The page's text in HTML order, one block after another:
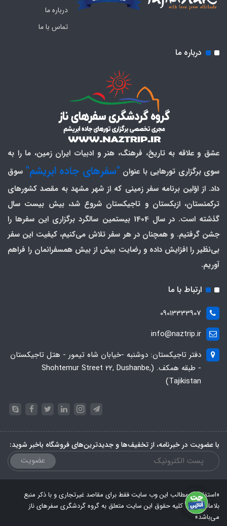
درباره ما
تماس با ما
درباره ما
عشق و علاقه به تاریخ، فرهنگ، هنر و ادبیات ایران زمین، ما را به
سوی برگزاری تورهایی با عنوان "سفرهای جاده ابریشم" سوق
داد. از اوّلین برنامه سفر زمینی که از شهر مشهد به مقصد کشورهای
ترکمنستان، ازبکستان و تاجیکستان شروع شد، بیش بیست سال
گذشته است. در سال 1404 بیستمین سالگرد برگزاری این سفرها را
جشن گرفتیم. و همچنان در هر سفر تلاش می‌کنیم، کیفیت این سفر
بی‌نظیر را افزایش داده و رضایت بیش از بیش همسفرانمان را فراهم
آوریم.
ارتباط با ما
09013333907
info@naztrip.ir
دفتر تاجیکستان: دوشنبه -خیابان شاه تیمور - هتل تاجیکستان
- طبقه همکف. (Shohtemur Street 22, Dushanbe,
Tajikistan)
با عضویت در خبرنامه، از تخفیف‌ها و جدیدترین‌های فروشگاه باخبر شوید:
عضویت
«استفاده از مطالب این وب سایت فقط برای مقاصد غیرتجاری و با ذکر منبع
بلامانع است. کلیه حقوق این سایت متعلق به گروه گردشگری سفرهای ناز
می‌باشد»